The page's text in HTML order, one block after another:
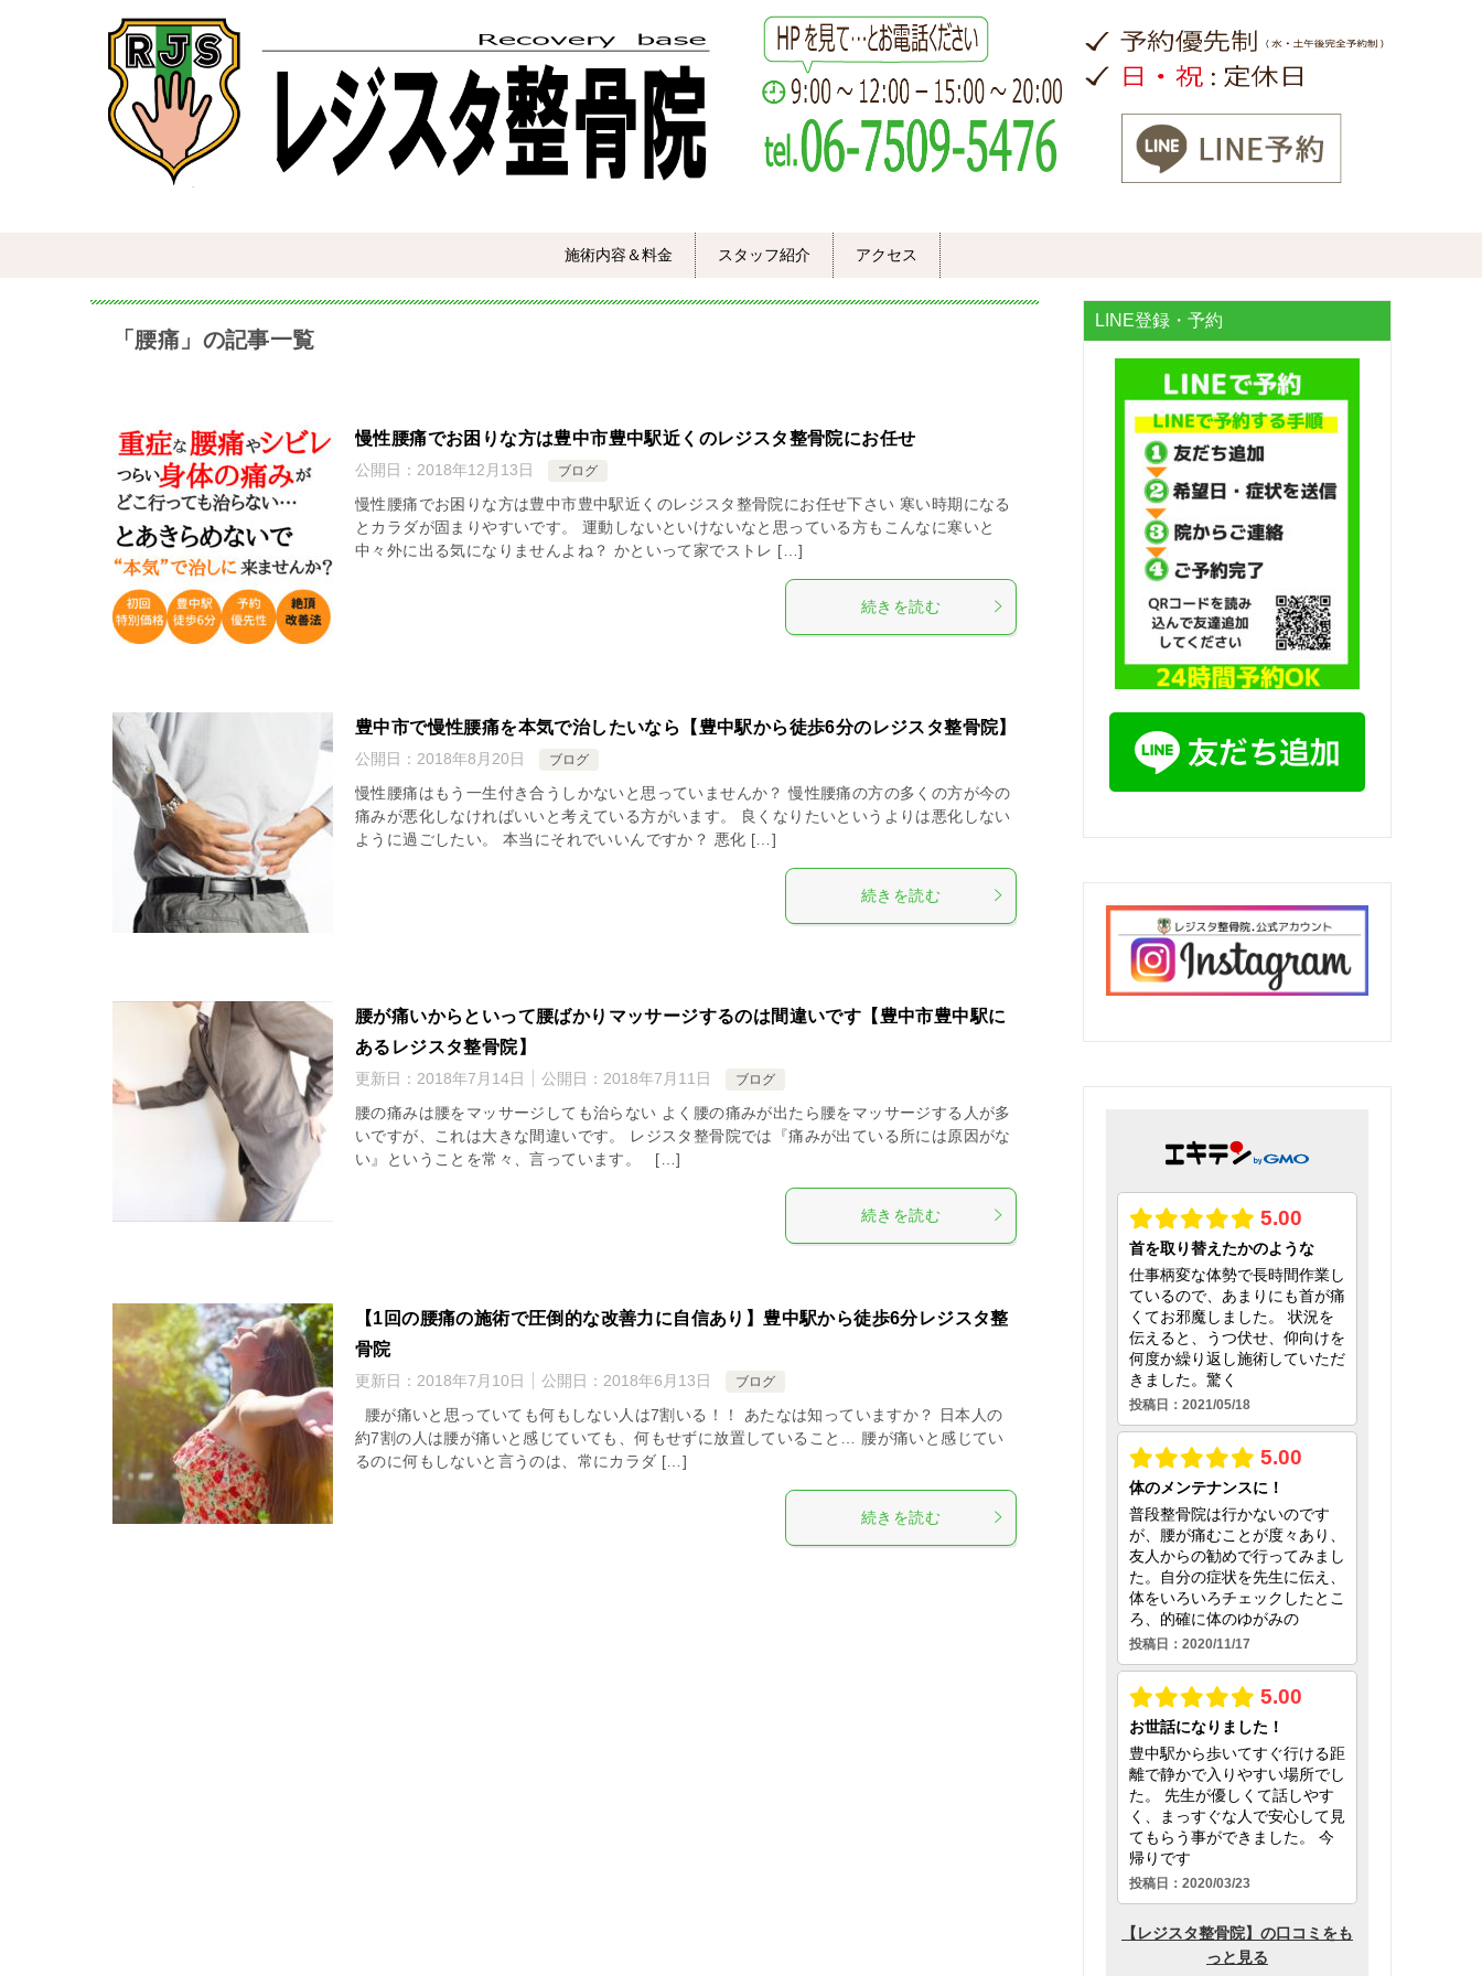
施術内容＆料金 スタッフ紹介 アクセス
「腰痛」の記事一覧
慢性腰痛でお困りな方は豊中市豊中駅近くのレジスタ整骨院にお任せ
公開日： 2018年12月13日 ブログ
慢性腰痛でお困りな方は豊中市豊中駅近くのレジスタ整骨院にお任せ下さい 寒い時期になる
とカラダが固まりやすいです。 運動しないといけないなと思っている方もこんなに寒いと
中々外に出る気になりませんよね？ かといって家でストレ […]
続きを読む
豊中市で慢性腰痛を本気で治したいなら【豊中駅から徒歩6分のレジスタ整骨院】
公開日： 2018年8月20日 ブログ
慢性腰痛はもう一生付き合うしかないと思っていませんか？ 慢性腰痛の方の多くの方が今の
痛みが悪化しなければいいと考えている方がいます。 良くなりたいというよりは悪化しない
ように過ごしたい。 本当にそれでいいんですか？ 悪化 […]
続きを読む
腰が痛いからといって腰ばかりマッサージするのは間違いです【豊中市豊中駅に
あるレジスタ整骨院】
更新日： 2018年7月14日 公開日： 2018年7月11日 ブログ
腰の痛みは腰をマッサージしても治らない よく腰の痛みが出たら腰をマッサージする人が多
いですが、これは大きな間違いです。 レジスタ整骨院では『痛みが出ている所には原因がな
い』ということを常々、言っています。 […]
続きを読む
【1回の腰痛の施術で圧倒的な改善力に自信あり】豊中駅から徒歩6分レジスタ整
骨院
更新日： 2018年7月10日 公開日： 2018年6月13日 ブログ
腰が痛いと思っていても何もしない人は7割いる！！ あたなは知っていますか？ 日本人の
約7割の人は腰が痛いと感じていても、何もせずに放置していること… 腰が痛いと感じてい
るのに何もしないと言うのは、常にカラダ […]
続きを読む
LINE登録・予約